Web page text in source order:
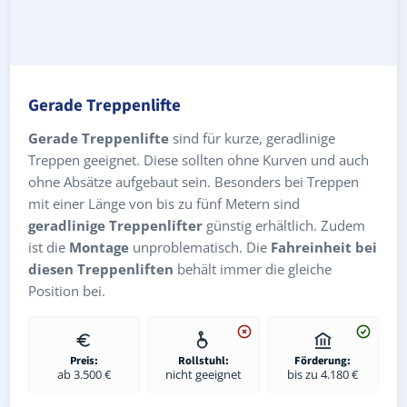
Gerade Treppenlifte
Gerade Treppenlifte sind für kurze, geradlinige
Treppen geeignet. Diese sollten ohne Kurven und auch
ohne Absätze aufgebaut sein. Besonders bei Treppen
mit einer Länge von bis zu fünf Metern sind
geradlinige Treppenlifter günstig erhältlich. Zudem
ist die Montage unproblematisch. Die Fahreinheit bei
diesen Treppenliften behält immer die gleiche
Position bei.
Preis:
ab 3.500 €
Rollstuhl:
nicht geeignet
Förderung:
bis zu 4.180 €